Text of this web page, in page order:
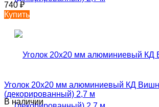
740 ₽
Купить
Уголок 20х20 мм алюминиевый КД
(декорированный) 2,7 м
В наличии